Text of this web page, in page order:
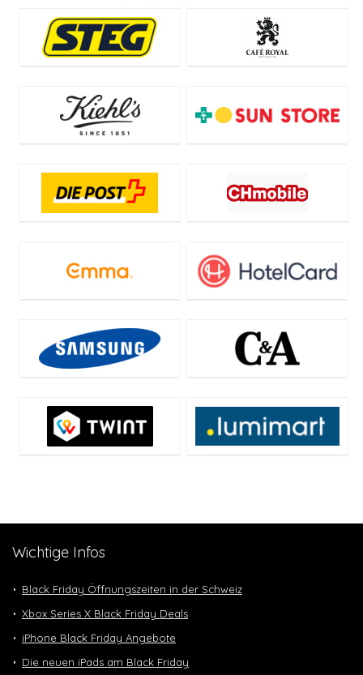
Wichtige Infos
Black Friday Öffnungszeiten in der Schweiz
Xbox Series X Black Friday Deals
iPhone Black Friday Angebote
Die neuen iPads am Black Friday